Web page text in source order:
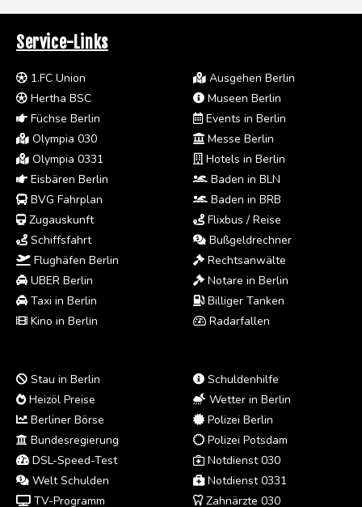
Service-Links
1.FC Union
Hertha BSC
Füchse Berlin
Olympia 030
Olympia 0331
Eisbären Berlin
BVG Fahrplan
Zugauskunft
Schiffsfahrt
Flughäfen Berlin
UBER Berlin
Taxi in Berlin
Kino in Berlin
Ausgehen Berlin
Museen Berlin
Events in Berlin
Messe Berlin
Hotels in Berlin
Baden in BLN
Baden in BRB
Flixbus / Reise
Bußgeldrechner
Rechtsanwälte
Notare in Berlin
Billiger Tanken
Radarfallen
Stau in Berlin
Heizöl Preise
Berliner Börse
Bundesregierung
DSL-Speed-Test
Welt Schulden
TV-Programm
Schuldenhilfe
Wetter in Berlin
Polizei Berlin
Polizei Potsdam
Notdienst 030
Notdienst 0331
Zahnärzte 030